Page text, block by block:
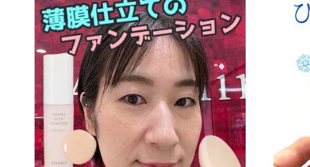
ファッション
ギフト